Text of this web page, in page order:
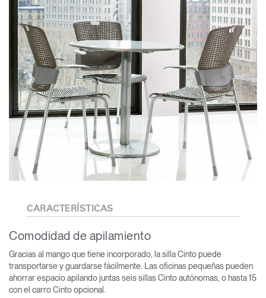
CARACTERÍSTICAS
Comodidad de apilamiento
Gracias al mango que tiene incorporado, la silla Cinto puede
transportarse y guardarse fácilmente. Las oficinas pequeñas pueden
ahorrar espacio apilando juntas seis sillas Cinto autónomas, o hasta 15
con el carro Cinto opcional.